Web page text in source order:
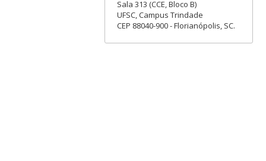
Sala 313 (CCE, Bloco B)
UFSC, Campus Trindade
CEP 88040-900 - Florianópolis, SC.